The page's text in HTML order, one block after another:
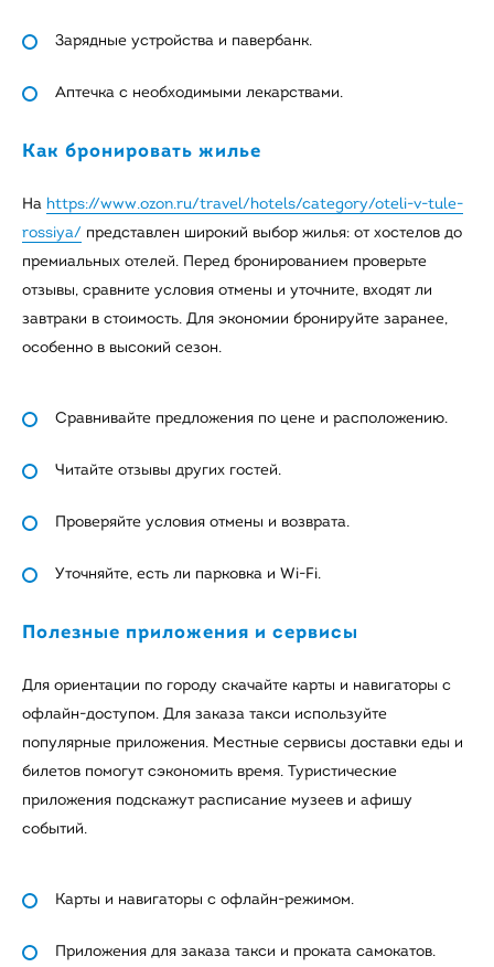
Зарядные устройства и павербанк.
Аптечка с необходимыми лекарствами.
Как бронировать жилье
На https://www.ozon.ru/travel/hotels/category/oteli-v-tule-
rossiya/ представлен широкий выбор жилья: от хостелов до
премиальных отелей. Перед бронированием проверьте
отзывы, сравните условия отмены и уточните, входят ли
завтраки в стоимость. Для экономии бронируйте заранее,
особенно в высокий сезон.
Сравнивайте предложения по цене и расположению.
Читайте отзывы других гостей.
Проверяйте условия отмены и возврата.
Уточняйте, есть ли парковка и Wi-Fi.
Полезные приложения и сервисы
Для ориентации по городу скачайте карты и навигаторы с
офлайн-доступом. Для заказа такси используйте
популярные приложения. Местные сервисы доставки еды и
билетов помогут сэкономить время. Туристические
приложения подскажут расписание музеев и афишу
событий.
Карты и навигаторы с офлайн-режимом.
Приложения для заказа такси и проката самокатов.